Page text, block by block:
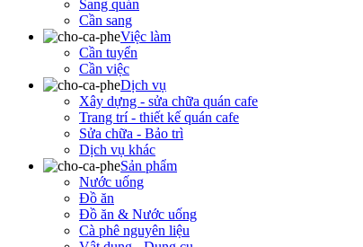
Sang quán
Cần sang
Việc làm
Cần tuyển
Cần việc
Dịch vụ
Xây dựng - sửa chữa quán cafe
Trang trí - thiết kế quán cafe
Sửa chữa - Bảo trì
Dịch vụ khác
Sản phẩm
Nước uống
Đồ ăn
Đồ ăn & Nước uống
Cà phê nguyên liệu